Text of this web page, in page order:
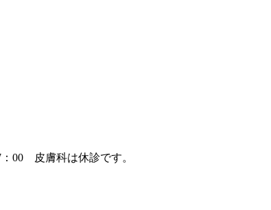
00 皮膚科は休診です。